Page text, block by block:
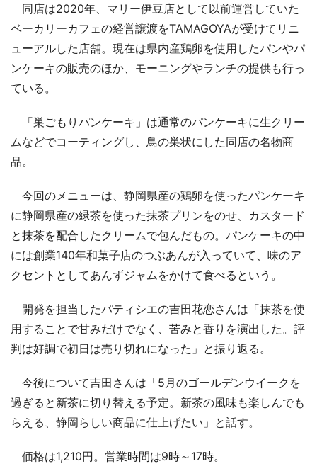
同店は2020年、マリー伊豆店として以前運営していた
ベーカリーカフェの経営譲渡をTAMAGOYAが受けてリニ
ューアルした店舗。現在は県内産鶏卵を使用したパンやパ
ンケーキの販売のほか、モーニングやランチの提供も行っ
ている。
「巣ごもりパンケーキ」は通常のパンケーキに生クリー
ムなどでコーティングし、鳥の巣状にした同店の名物商
品。
今回のメニューは、静岡県産の鶏卵を使ったパンケーキ
に静岡県産の緑茶を使った抹茶プリンをのせ、カスタード
と抹茶を配合したクリームで包んだもの。パンケーキの中
には創業140年和菓子店のつぶあんが入っていて、味のア
クセントとしてあんずジャムをかけて食べるという。
開発を担当したパティシエの吉田花恋さんは「抹茶を使
用することで甘みだけでなく、苦みと香りを演出した。評
判は好調で初日は売り切れになった」と振り返る。
今後について吉田さんは「5月のゴールデンウイークを
過ぎると新茶に切り替える予定。新茶の風味も楽しんでも
らえる、静岡らしい商品に仕上げたい」と話す。
価格は1,210円。営業時間は9時～17時。